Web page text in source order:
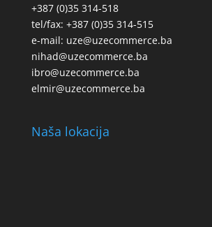
+387 (0)35 314-518
tel/fax: +387 (0)35 314-515
e-mail: uze@uzecommerce.ba
nihad@uzecommerce.ba
ibro@uzecommerce.ba
elmir@uzecommerce.ba
Naša lokacija